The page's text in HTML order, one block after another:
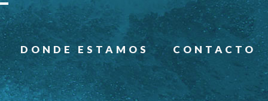
DONDE ESTAMOS CONTACTO